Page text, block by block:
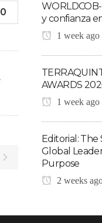
0
y confianza
1 week ago
AWARDS
1 week ago
Editorial:
Global
Purpose
2 weeks